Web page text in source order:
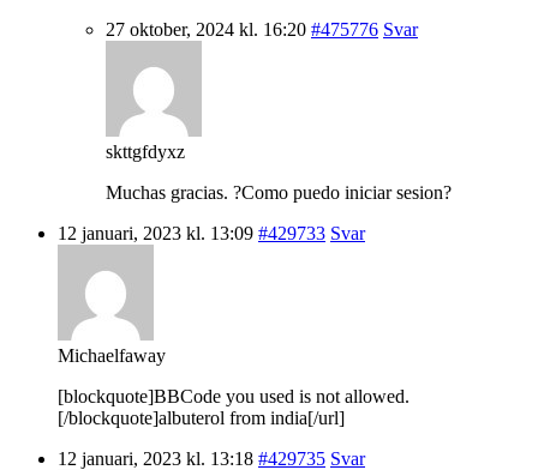
27 oktober, 2024 kl. 16:20 #475776 Svar
skttgfdyxz
Muchas gracias. ?Como puedo iniciar sesion?
12 januari, 2023 kl. 13:09 #429733 Svar
Michaelfaway
[blockquote]BBCode you used is not allowed.
[/blockquote]albuterol from india[/url]
12 januari, 2023 kl. 13:18 #429735 Svar